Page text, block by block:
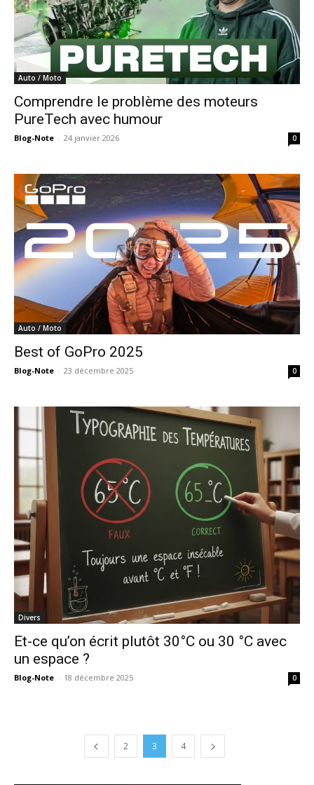
Auto / Moto
Comprendre le problème des moteurs
PureTech avec humour
Blog-Note - 24 janvier 2026 0
Auto / Moto
Best of GoPro 2025
Blog-Note - 23 décembre 2025 0
Divers
Et-ce qu’on écrit plutôt 30°C ou 30 °C avec
un espace ?
Blog-Note - 18 décembre 2025 0
2 3 4